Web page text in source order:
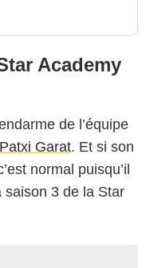
Academy
de l’équipe
Patxi Garat. Et si son
normal puisqu’il
saison 3 de la Star